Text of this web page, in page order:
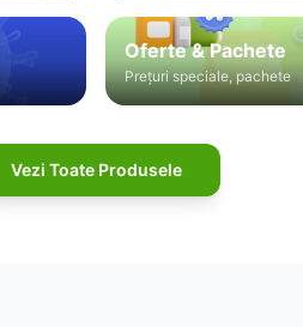
Oferte & Pachete
Prețuri speciale, pachete
Vezi Toate Produsele